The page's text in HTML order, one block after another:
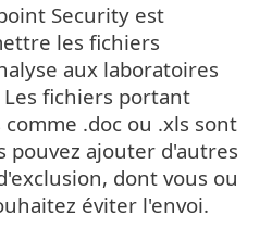
Security est
les fichiers
aux laboratoires
Les fichiers portant
.doc ou .xls sont
pouvez ajouter d'autres
dont vous ou
éviter l'envoi.